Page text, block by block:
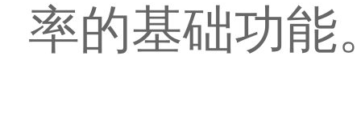
率的基础功能